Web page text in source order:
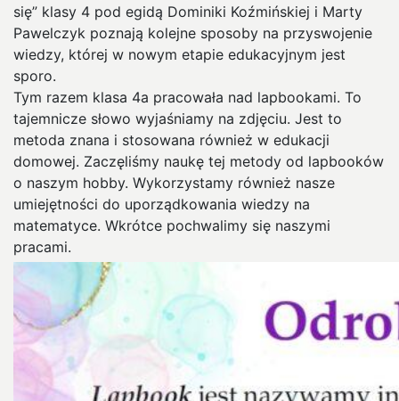
się” klasy 4 pod egidą Dominiki Koźmińskiej i Marty
Pawelczyk poznają kolejne sposoby na przyswojenie
wiedzy, której w nowym etapie edukacyjnym jest
sporo.
Tym razem klasa 4a pracowała nad lapbookami. To
tajemnicze słowo wyjaśniamy na zdjęciu. Jest to
metoda znana i stosowana również w edukacji
domowej. Zaczęliśmy naukę tej metody od lapbooków
o naszym hobby. Wykorzystamy również nasze
umiejętności do uporządkowania wiedzy na
matematyce. Wkrótce pochwalimy się naszymi
pracami.